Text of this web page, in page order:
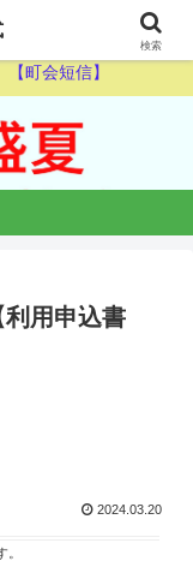
【休日当番医】
【町会短信】
用申込書
2024.03.20
。
検索